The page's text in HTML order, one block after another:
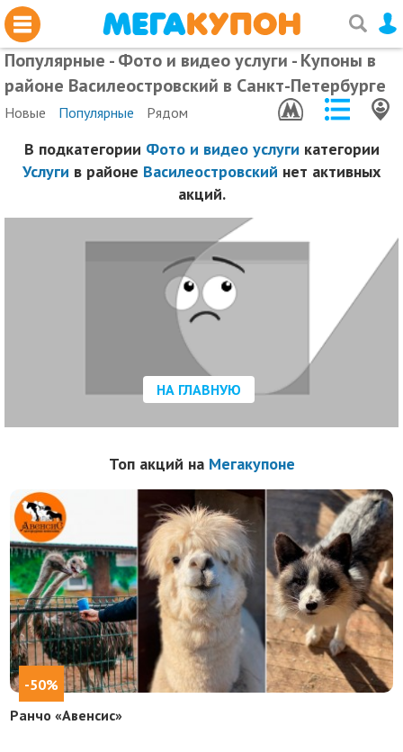
Популярные - Фото и видео услуги - Купоны в
районе Василеостровский в Санкт-Петербурге
Новые Популярные Рядом
В подкатегории Фото и видео услуги категории
Услуги в районе Василеостровский нет активных
акций.
НА ГЛАВНУЮ
Топ акций на Мегакупоне
-50%
Ранчо «Авенсис»